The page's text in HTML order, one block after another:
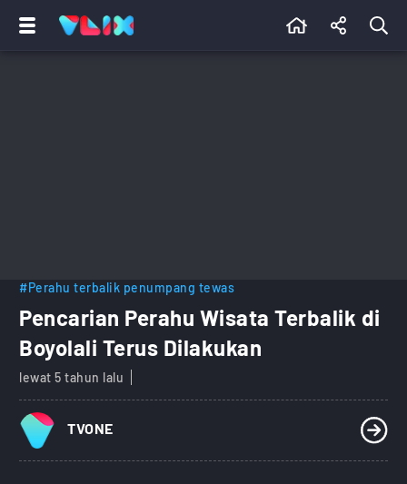
#Perahu terbalik penumpang tewas
Pencarian Perahu Wisata Terbalik di
Boyolali Terus Dilakukan
lewat 5 tahun lalu
TVONE